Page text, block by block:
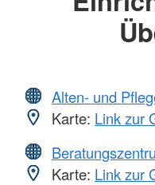
Alten- und
Karte: Link zur
Karte: Link zur